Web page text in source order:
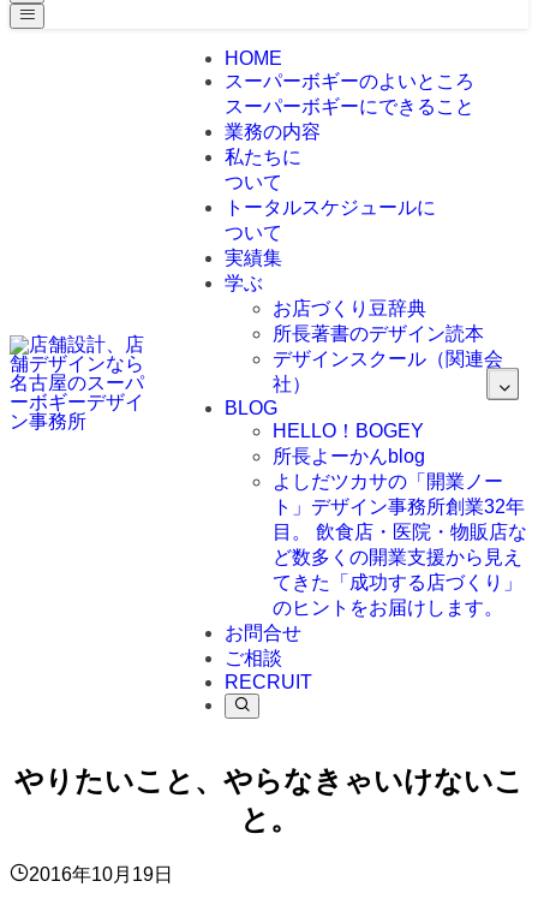
HOME
スーパーボギーのよいところ
スーパーボギーにできること
業務の内容
私たちに
ついて
トータルスケジュールに
ついて
実績集
学ぶ
お店づくり豆辞典
所長著書のデザイン読本
デザインスクール（関連会
社）
BLOG
HELLO！BOGEY
所長よーかんblog
よしだツカサの「開業ノー
ト」 デザイン事務所創業32年
目。 飲食店・医院・物販店な
ど数多くの開業支援から見え
てきた「成功する店づくり」
のヒントをお届けします。
お問合せ
ご相談
RECRUIT
やりたいこと、やらなきゃいけないこ
と。
2016年10月19日